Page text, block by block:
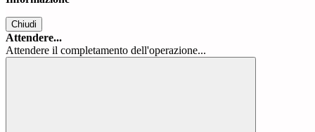
Chiudi
Attendere...
Attendere il completamento dell'operazione...